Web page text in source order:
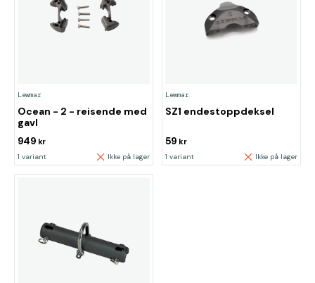
Lewmar
Ocean - 2 - reisende med
gavl
949 kr
1 variant Ikke på lager
Lewmar
SZ1 endestoppdeksel
59 kr
1 variant Ikke på lager